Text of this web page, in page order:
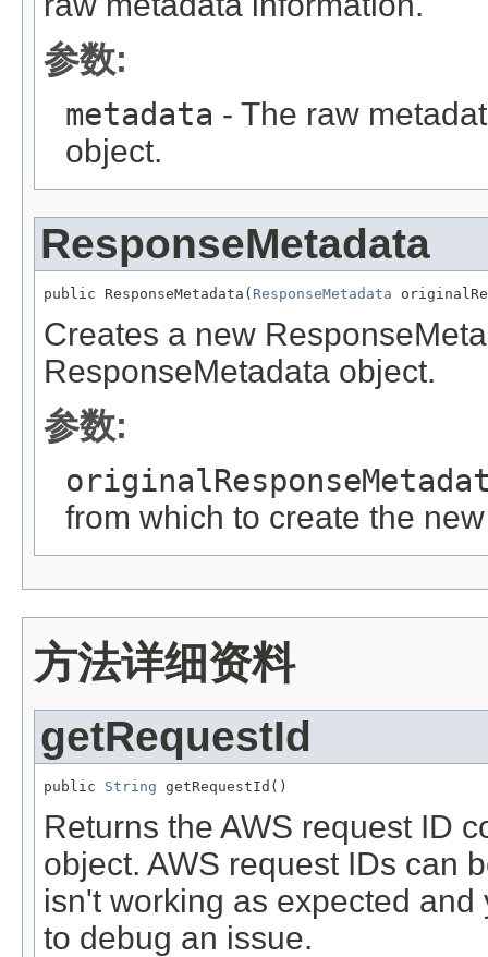
参数:
metadata - The raw
object.
ResponseMetadata
public ResponseMetadata( ResponseMetadata
Creates a new
ResponseMetadata object.
参数:
from which to create the
方法详细资料
getRequestId
public String getRequestId()
Returns the AWS request ID
object. AWS request IDs can
isn't working as expected
to debug an issue.